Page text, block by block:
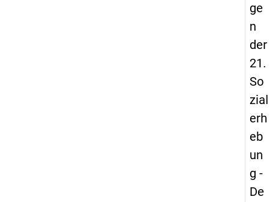
ge
n
der
21.
So
zial
erh
eb
un
g -
De